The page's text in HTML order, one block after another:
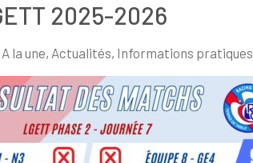
2025-2026
A la une, Actualités, Informations pratiques